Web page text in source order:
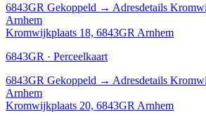
6843GR Gekoppeld → Adresdetails
Arnhem
Kromwijkplaats 18, 6843GR Arnhem
6843GR · Perceelkaart
6843GR Gekoppeld → Adresdetails
Arnhem
Kromwijkplaats 20, 6843GR Arnhem